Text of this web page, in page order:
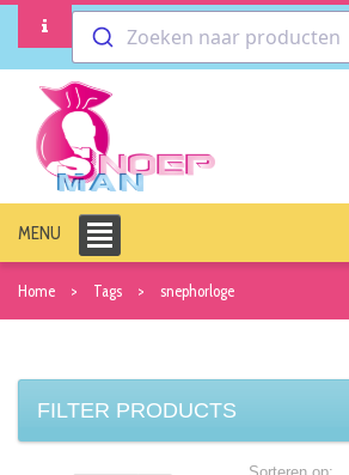
Zoeken naar producten
MENU
Home Tags snephorloge
FILTER PRODUCTS